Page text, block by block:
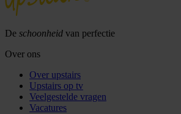
De schoonheid van perfectie
Over ons
Over upstairs
Upstairs op tv
Veelgestelde vragen
Vacatures